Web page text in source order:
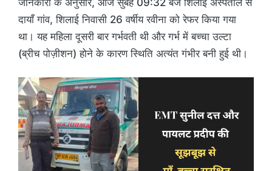
दायाँ गांव, शिलाई निवासी 26 वर्षीय रवीना को रेफर किया गया
था। यह महिला दूसरी बार गर्भवती थी और गर्भ में बच्चा उल्टा
(ब्रीच पोज़ीशन) होने के कारण स्थिति अत्यंत गंभीर बनी हुई थी।